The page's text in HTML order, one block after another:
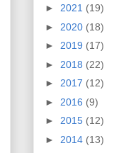
► 2021 (19)
► 2020 (18)
► 2019 (17)
► 2018 (22)
► 2017 (12)
► 2016 (9)
► 2015 (12)
► 2014 (13)